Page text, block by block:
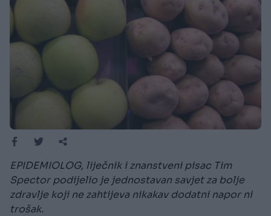
EPIDEMIOLOG, liječnik i znanstveni pisac Tim
Spector podijelio je jednostavan savjet za bolje
zdravlje koji ne zahtijeva nikakav dodatni napor ni
trošak.